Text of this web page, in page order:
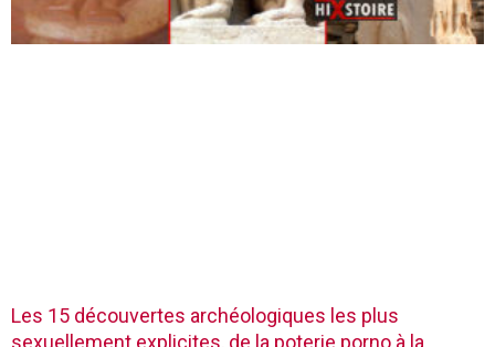
Les 15 découvertes archéologiques les plus
sexuellement explicites, de la poterie porno à la